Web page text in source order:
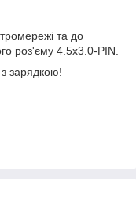
та до
роз'єму 4.5х3.0-PIN.
зарядкою!